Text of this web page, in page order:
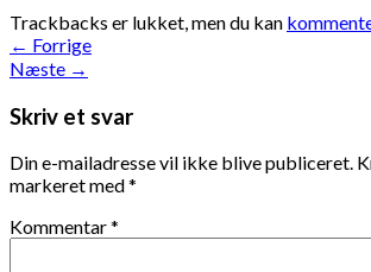
Trackbacks er lukket, men du kan
← Forrige
Næste →
Skriv et svar
Din e-mailadresse vil ikke blive publiceret.
markeret med*
Kommentar*